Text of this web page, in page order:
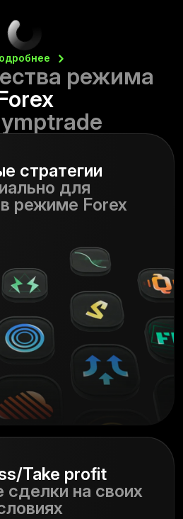
режима
стратегии
для
режиме Forex
Take profit
сделки на своих